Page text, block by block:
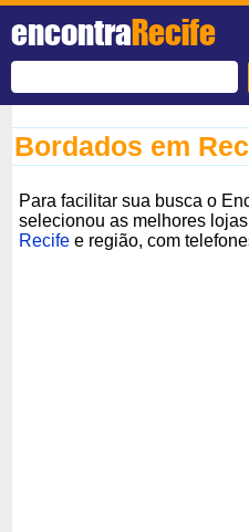
encontraRecife
Bordados em
Para facilitar sua busca o
selecionou as melhores
Recife e região, com